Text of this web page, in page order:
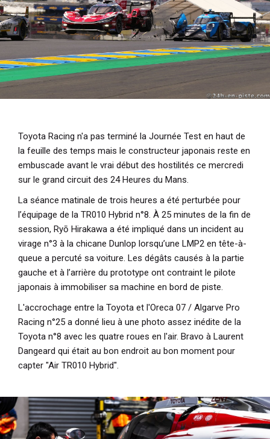
p
a
l
Toyota Racing n'a pas terminé la Journée Test en haut de
la feuille des temps mais le constructeur japonais reste en
embuscade avant le vrai début des hostilités ce mercredi
sur le grand circuit des 24 Heures du Mans.
La séance matinale de trois heures a été perturbée pour
l’équipage de la TR010 Hybrid n°8. À 25 minutes de la fin de
session, Ryō Hirakawa a été impliqué dans un incident au
virage n°3 à la chicane Dunlop lorsqu’une LMP2 en tête-à-
queue a percuté sa voiture. Les dégâts causés à la partie
gauche et à l’arrière du prototype ont contraint le pilote
japonais à immobiliser sa machine en bord de piste.
L'accrochage entre la Toyota et l'Oreca 07 / Algarve Pro
Racing n°25 a donné lieu à une photo assez inédite de la
Toyota n°8 avec les quatre roues en l'air. Bravo à Laurent
Dangeard qui était au bon endroit au bon moment pour
capter "Air TR010 Hybrid".